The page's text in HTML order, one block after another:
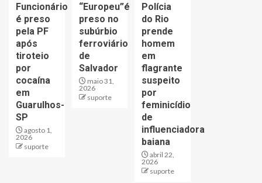
Funcionário
é preso
pela PF
após
tiroteio
por
cocaína
em
Guarulhos-
SP
agosto 1,
2026
suporte
“Europeu”é
preso no
subúrbio
ferroviário
de
Salvador
maio 31,
2026
suporte
Polícia
do Rio
prende
homem
em
flagrante
suspeito
por
feminicídio
de
influenciadora
baiana
abril 22,
2026
suporte